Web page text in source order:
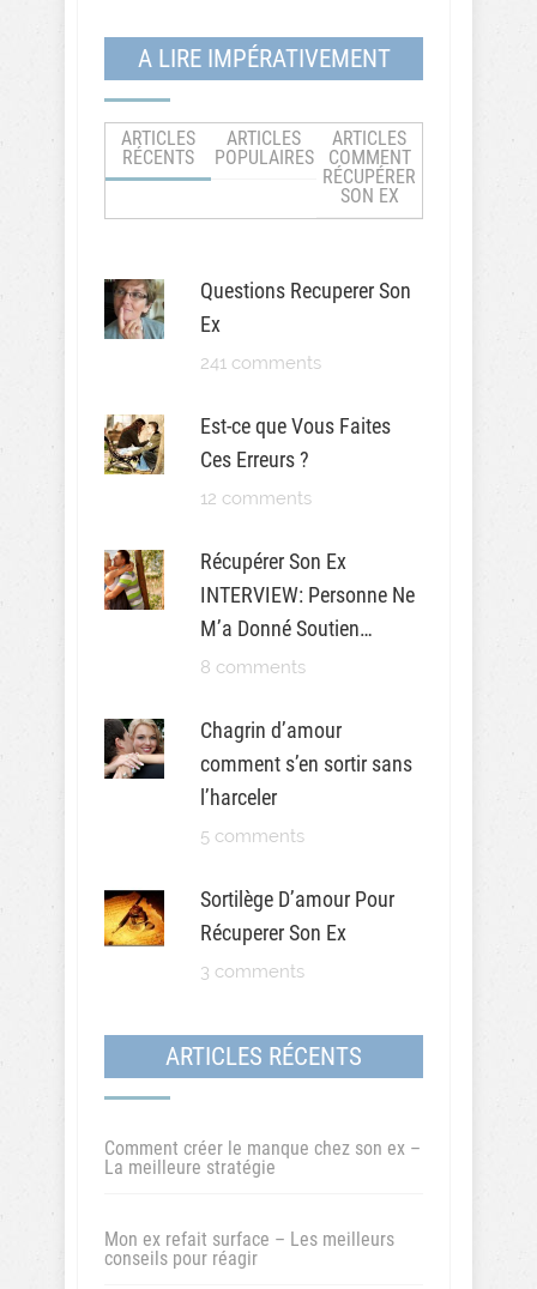
A LIRE IMPÉRATIVEMENT
ARTICLES
RÉCENTS
ARTICLES
POPULAIRES
ARTICLES
COMMENT
RÉCUPÉRER
SON EX
Questions Recuperer Son
Ex
241 comments
Est-ce que Vous Faites
Ces Erreurs ?
12 comments
Récupérer Son Ex
INTERVIEW: Personne Ne
M’a Donné Soutien…
8 comments
Chagrin d’amour
comment s’en sortir sans
l’harceler
5 comments
Sortilège D’amour Pour
Récuperer Son Ex
3 comments
ARTICLES RÉCENTS
Comment créer le manque chez son ex –
La meilleure stratégie
Mon ex refait surface – Les meilleurs
conseils pour réagir